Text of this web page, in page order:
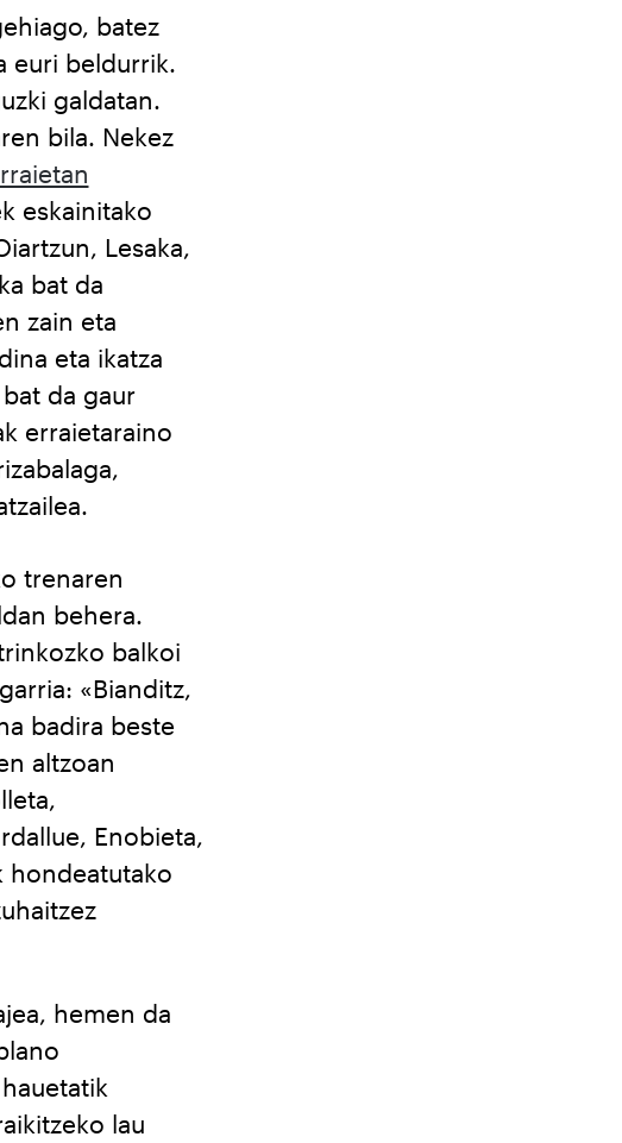
batez
euri beldurrik.
galdatan.
bila. Nekez
eskainitako
Lesaka,
bat da
zain eta
eta ikatza
da gaur
erraietaraino
trenaren
behera.
balkoi
«Bianditz,
badira beste
altzoan
Enobieta,
hondeatutako
hemen da
lau